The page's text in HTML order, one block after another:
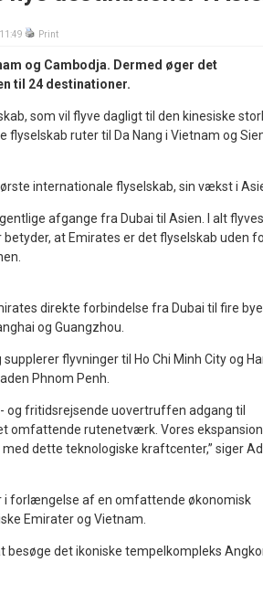
Print
og Cambodja. Dermed øger det
til 24 destinationer.
som vil flyve dagligt til den kinesiske
ruter til Da Nang i Vietnam og
internationale flyselskab, sin vækst i
afgange fra Dubai til Asien. I alt
at Emirates er det flyselskab uden
direkte forbindelse fra Dubai til fire
og Guangzhou.
flyvninger til Ho Chi Minh City og
Phnom Penh.
og fritidsrejsende uovertruffen adgang til
omfattende rutenetværk. Vores ekspansion
dette teknologiske kraftcenter,” siger
i forlængelse af en omfattende økonomisk
Emirater og Vietnam.
det ikoniske tempelkompleks